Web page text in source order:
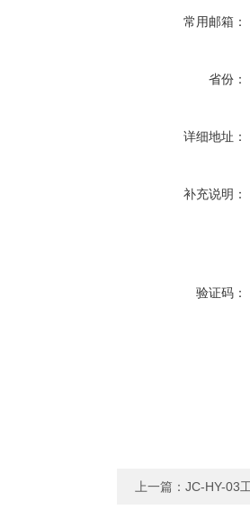
常用邮箱：
省份：
详细地址：
补充说明：
验证码：
上一篇： JC-HY-03